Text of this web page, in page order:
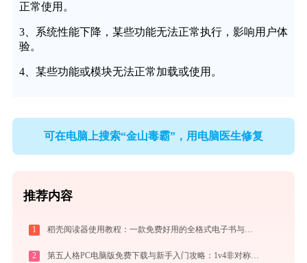
正常使用。
3、系统性能下降，某些功能无法正常执行，影响用户体
验。
4、某些功能或模块无法正常加载或使用。
可在电脑上搜索“金山毒霸”，用电脑医生修复
推荐内容
1 稻壳阅读器使用教程：一款免费好用的全格式电子书与文档阅读神器
2 第五人格PC电脑版免费下载与新手入门攻略：1v4非对称竞技的极致体验